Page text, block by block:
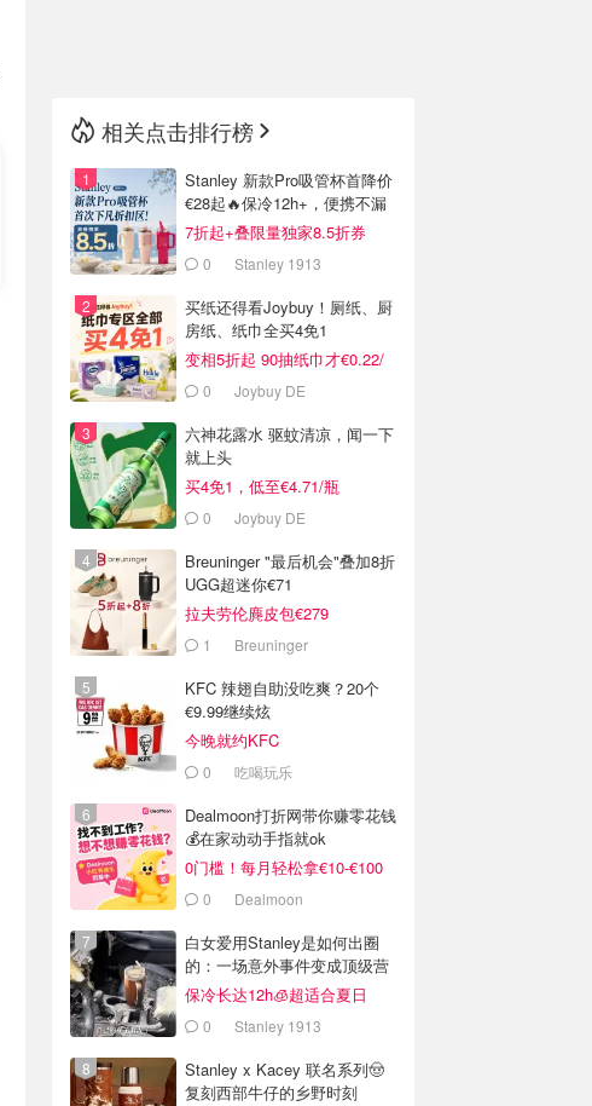
相关点击排行榜
Stanley 新款Pro吸管杯首降价
€28起🔥保冷12h+，便携不漏
水
7折起+叠限量独家8.5折券
0 Stanley 1913
买纸还得看Joybuy！厕纸、厨
房纸、纸巾全买4免1
变相5折起 90抽纸巾才€0.22/
包 0 Joybuy DE
六神花露水 驱蚊清凉，闻一下
就上头
买4免1，低至€4.71/瓶
0 Joybuy DE
Breuninger "最后机会"叠加8折
UGG超迷你€71
拉夫劳伦麂皮包€279
1 Breuninger
KFC 辣翅自助没吃爽？20个
€9.99继续炫
今晚就约KFC
0 吃喝玩乐
Dealmoon打折网带你赚零花钱
💰在家动动手指就ok
0门槛！每月轻松拿€10-€100
0 Dealmoon
白女爱用Stanley是如何出圈
的：一场意外事件变成顶级营
销案例
保冷长达12h🧊超适合夏日
0 Stanley 1913
Stanley x Kacey 联名系列🤠
复刻西部牛仔的乡野时刻